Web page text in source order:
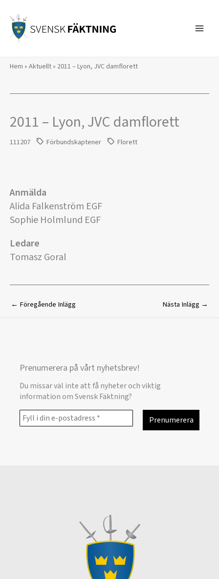
innehåll
Hem » Aktuellt» 2011 – Lyon, JVC damflorett
2011 – Lyon, JVC damflorett
111207 Förbundskaptener Florett
Anmälda
Alida Falkenström EGF
Sophie Holmlund EGF
Ledare
Tomasz Goral
← Föregående Inlägg Nästa Inlägg →
Prenumerera på vårt nyhetsbrev!
Du missar väl inte att få nyheter och viktig
information om Svensk Fäktning?